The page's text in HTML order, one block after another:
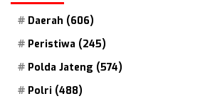
Daerah (606)
Peristiwa (245)
Polda Jateng (574)
Polri (488)